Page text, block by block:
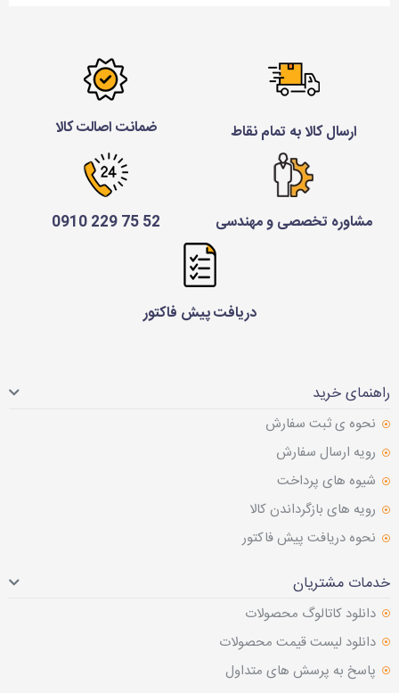
ارسال کالا به تمام نقاط ضمانت اصالت کالا
مشاوره تخصصی و مهندسی 52 75 229 0910
دریافت پیش فاکتور
راهنمای خرید
نحوه ی ثبت سفارش
رویه ارسال سفارش
شیوه های پرداخت
رویه های بازگرداندن کالا
نحوه دریافت پیش فاکتور
خدمات مشتریان
دانلود کاتالوگ محصولات
دانلود لیست قیمت محصولات
پاسخ به پرسش های متداول